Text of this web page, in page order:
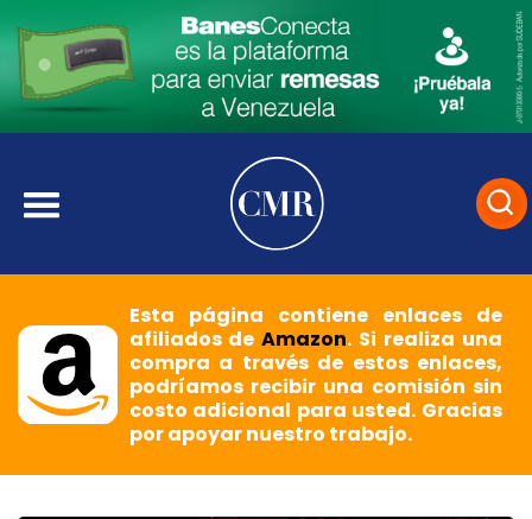
Esta página contiene enlaces de
afiliados deAmazon. Si realiza una
compra a través de estos enlaces,
podríamos recibir una comisión sin
costo adicional para usted. Gracias
por apoyar nuestro trabajo.